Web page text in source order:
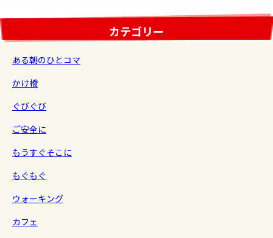
カテゴリー
ある朝のひとコマ
かけ橋
ぐびぐび
ご安全に
もうすぐそこに
もぐもぐ
ウォーキング
カフェ